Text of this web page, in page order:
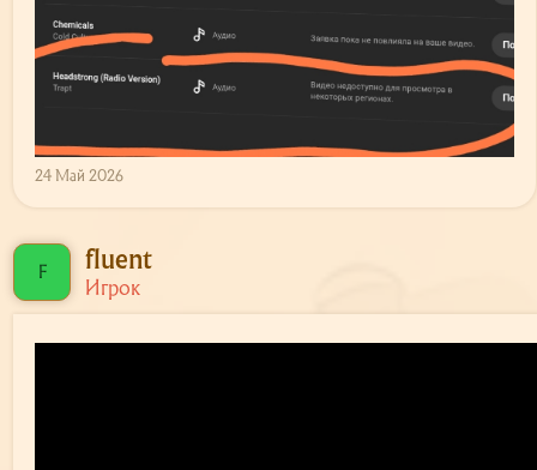
24 Май 2026
F fluent
Игрок